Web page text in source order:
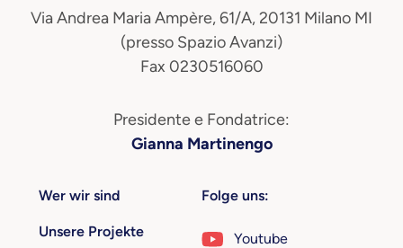
Via Andrea Maria Ampère, 61/A, 20131 Milano MI
(presso Spazio Avanzi)
Fax 0230516060
Presidente e Fondatrice:
Gianna Martinengo
Wer wir sind
Unsere Projekte
Folge uns:
Youtube